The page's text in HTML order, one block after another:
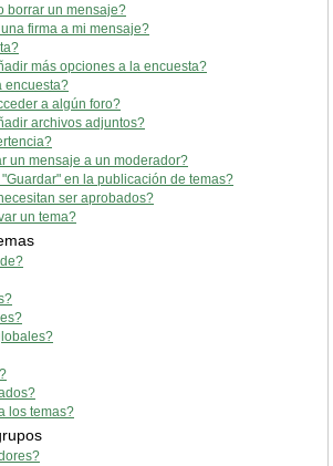
borrar un mensaje?
firma a mi mensaje?
más opciones a la encuesta?
encuesta?
a algún foro?
archivos adjuntos?
un mensaje a un moderador?
en la publicación de temas?
ser aprobados?
un tema?
los temas?